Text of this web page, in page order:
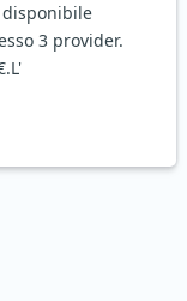
disponibile
3 provider.